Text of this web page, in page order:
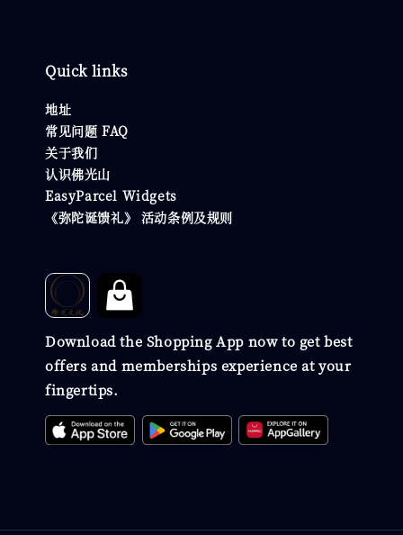
Quick links
地址
常见问题 FAQ
关于我们
认识佛光山
EasyParcel Widgets
《弥陀诞馈礼》 活动条例及规则
Download the Shopping App now to get best
offers and memberships experience at your
fingertips.